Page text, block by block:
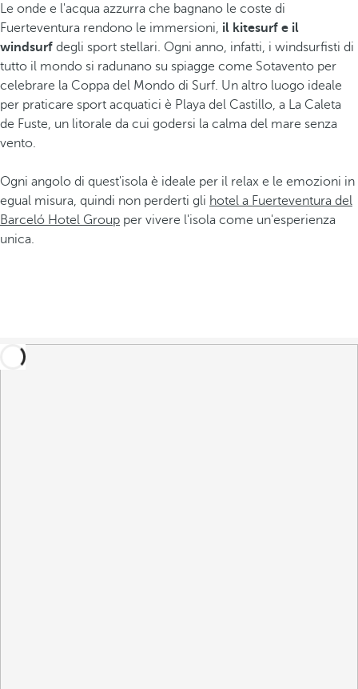
Le onde e l'acqua azzurra che bagnano le coste di
Fuerteventura rendono le immersioni, il kitesurf e il
windsurf degli sport stellari. Ogni anno, infatti, i windsurfisti di
tutto il mondo si radunano su spiagge come Sotavento per
celebrare la Coppa del Mondo di Surf. Un altro luogo ideale
per praticare sport acquatici è Playa del Castillo, a La Caleta
de Fuste, un litorale da cui godersi la calma del mare senza
vento.
Ogni angolo di quest'isola è ideale per il relax e le emozioni in
egual misura, quindi non perderti gli hotel a Fuerteventura del
Barceló Hotel Group per vivere l'isola come un'esperienza
unica.